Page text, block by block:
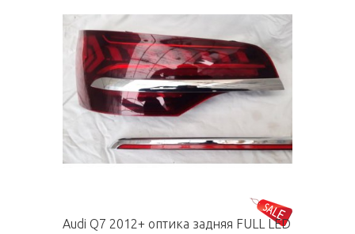
Audi Q7 2012+ оптика задняя FULL LED